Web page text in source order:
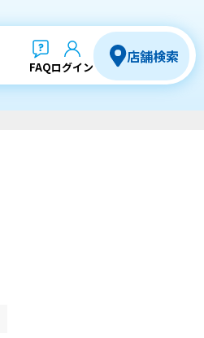
FAQログイン
店舗検索